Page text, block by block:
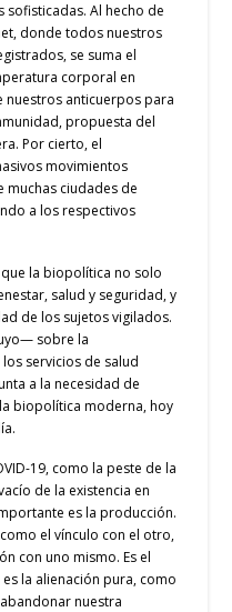
sofisticadas. Al hecho de
donde todos nuestros
se suma el
corporal en
nuestros anticuerpos para
propuesta del
Por cierto, el
movimientos
muchas ciudades de
a los respectivos
la biopolítica no solo
salud y seguridad, y
de los sujetos vigilados.
sobre la
servicios de salud
a la necesidad de
biopolítica moderna, hoy
19, como la peste de la
de la existencia en
es la producción.
el vínculo con el otro,
con uno mismo. Es el
la alienación pura, como
nuestra